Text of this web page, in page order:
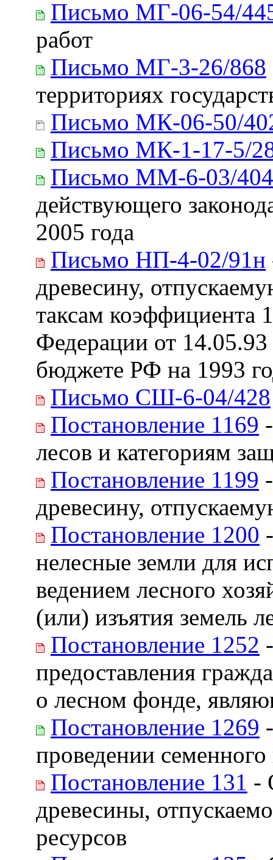
Письмо МГ-06-54/
работ
Письмо МГ-3-26/868
территориях
Письмо МК-06-50/
Письмо МК-1-17-5/
Письмо ММ-6-03/404
действующего
2005 года
Письмо НП-4-02/91н
древесину,
таксам коэффициента
Федерации от
бюджете РФ на 1993
Письмо СШ-6-04/428
Постановление 1169
лесов и категориям
Постановление 1199
древесину,
Постановление 1200
нелесные земли для
ведением лесного
(или) изъятия земель
Постановление 1252
предоставления
о лесном фонде,
Постановление 1269
проведении
Постановление 131 -
древесины,
ресурсов